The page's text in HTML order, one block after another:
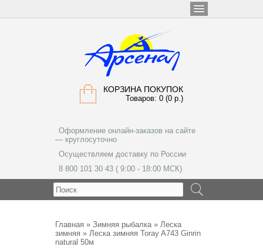
КОРЗИНА ПОКУПОК
Товаров: 0 (0 р.)
Оформление онлайн-заказов на сайте
— круглосуточно
Осуществляем доставку по России
8 800 101 30 43 ( 9:00 - 18:00 МСК)
Главная » Зимняя рыбалка» Леска
зимняя » Леска зимняя Toray A743 Ginrin
natural 50м